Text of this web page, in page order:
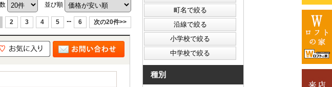
並び順
2 3 4 5 ... 6 次の20件>>
種別